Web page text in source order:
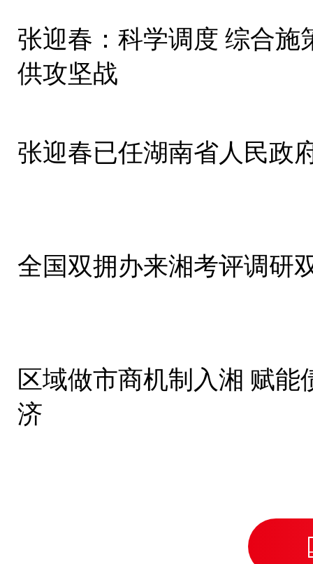
张迎春：科学调度 综合施
供攻坚战
张迎春已任湖南省人民政
全国双拥办来湘考评调研
区域做市商机制入湘 赋
济